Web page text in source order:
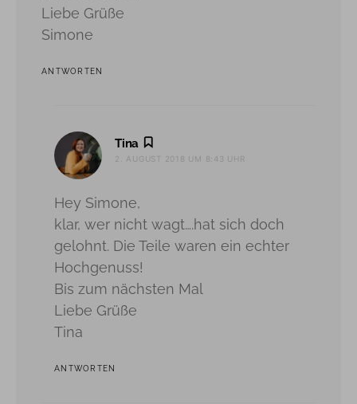
Liebe Grüße
Simone
ANTWORTEN
Tina
2. AUGUST 2018 UM 8:43 UHR
Hey Simone,
klar, wer nicht wagt….hat sich doch
gelohnt. Die Teile waren ein echter
Hochgenuss!
Bis zum nächsten Mal
Liebe Grüße
Tina
ANTWORTEN